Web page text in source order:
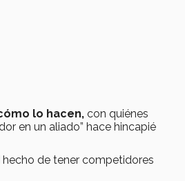
lo hacen, con quiénes
en un aliado” hace hincapié
de tener competidores